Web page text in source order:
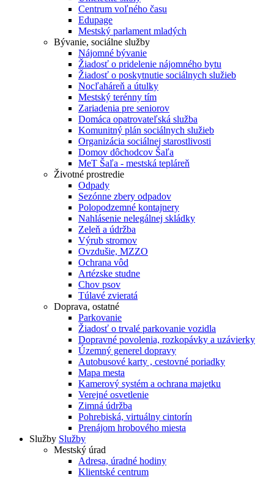
Centrum voľného času
Edupage
Mestský parlament mladých
Bývanie, sociálne služby
Nájomné bývanie
Žiadosť o pridelenie nájomného bytu
Žiadosť o poskytnutie sociálnych služieb
Nocľaháreň a útulky
Mestský terénny tím
Zariadenia pre seniorov
Domáca opatrovateľská služba
Komunitný plán sociálnych služieb
Organizácia sociálnej starostlivosti
Domov dôchodcov Šaľa
MeT Šaľa - mestská tepláreň
Životné prostredie
Odpady
Sezónne zbery odpadov
Polopodzemné kontajnery
Nahlásenie nelegálnej skládky
Zeleň a údržba
Výrub stromov
Ovzdušie, MZZO
Ochrana vôd
Artézske studne
Chov psov
Túlavé zvieratá
Doprava, ostatné
Parkovanie
Žiadosť o trvalé parkovanie vozidla
Dopravné povolenia, rozkopávky a uzávierky
Územný generel dopravy
Autobusové karty , cestovné poriadky
Mapa mesta
Kamerový systém a ochrana majetku
Verejné osvetlenie
Zimná údržba
Pohrebiská, virtuálny cintorín
Prenájom hrobového miesta
Služby Služby
Mestský úrad
Adresa, úradné hodiny
Klientské centrum